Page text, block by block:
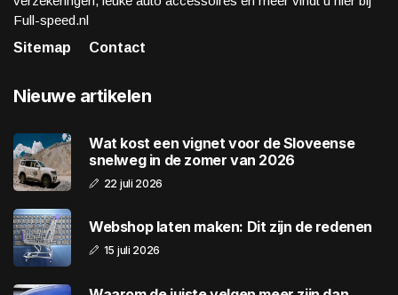
Full-speed.nl
Sitemap
Contact
Nieuwe artikelen
Wat kost een vignet voor de Sloveense
snelweg in de zomer van 2026
22 juli 2026
Webshop laten maken: Dit zijn de redenen
15 juli 2026